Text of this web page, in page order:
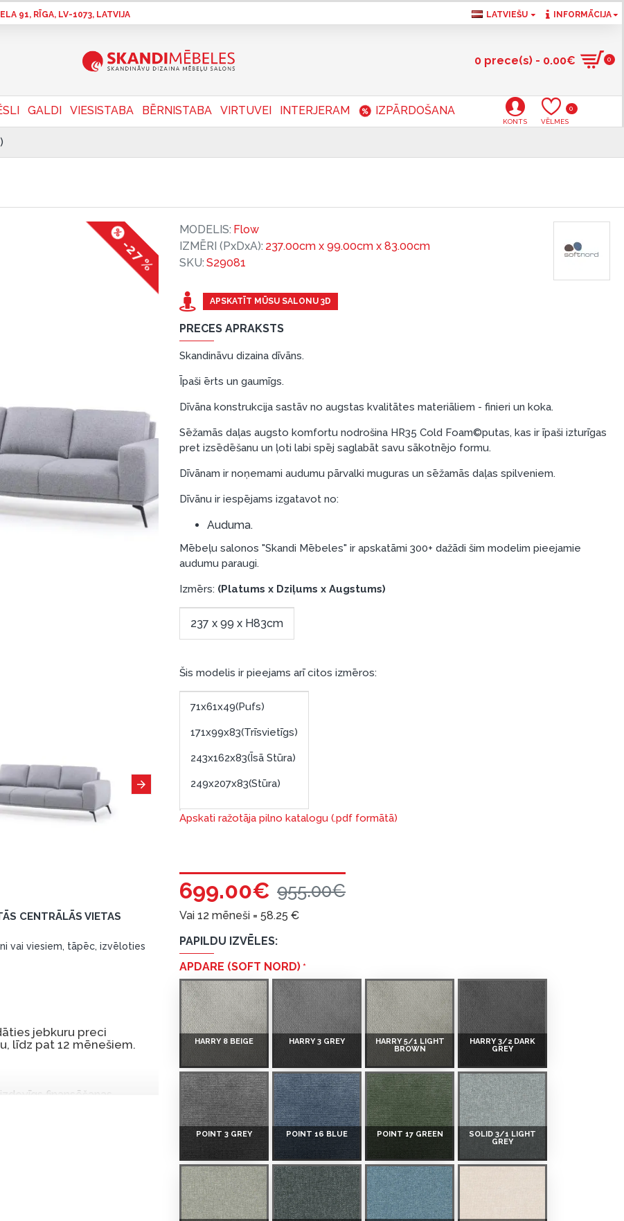
91, RĪGA, LV-1073, LATVIJA LATVIEŠU INFORMĀCIJA
0 prece(s) - 0.00€ 0
GALDI VIESISTABA BĒRNISTABA VIRTUVEI INTERJERAM IZPĀRDOŠANA
KONTS VĒLMES
0
-27 %
CENTRĀLĀS VIETAS
vai viesiem, tāpēc, izvēloties
jebkuru preci
līdz pat 12 mēnešiem.
finansēšanas
APSKATĪT MŪSU SALONU 3D
PRECES APRAKSTS
Skandināvu dizaina dīvāns.
Īpaši ērts un gaumīgs.
Dīvāna konstrukcija sastāv no augstas kvalitātes materiāliem - finieri un koka.
Sēžamās daļas augsto komfortu nodrošina HR35 Cold Foam©putas, kas ir īpaši izturīgas
pret izsēdēšanu un ļoti labi spēj saglabāt savu sākotnējo formu.
Dīvānam ir noņemami audumu pārvalki muguras un sēžamās daļas spilveniem.
Dīvānu ir iespējams izgatavot no:
Auduma.
Mēbeļu salonos "Skandi Mēbeles" ir apskatāmi 300+ dažādi šim modelim pieejamie
audumu paraugi.
Izmērs: (Platums x Dziļums x Augstums)
237 x 99 x H83cm
Šis modelis ir pieejams arī citos izmēros:
71x61x49(Pufs)
171x99x83(Trīsvietīgs)
243x162x83(Īsā Stūra)
249x207x83(Stūra)
Apskati ražotāja pilno katalogu (.pdf formātā)
MODELIS: Flow
IZMĒRI (PxDxA): 237.00cm x 99.00cm x 83.00cm
SKU: S29081
699.00€ 955.00€
Vai 12 mēneši = 58.25 €
PAPILDU IZVĒLES:
APDARE (SOFT NORD)
HARRY 8 BEIGE HARRY 3 GREY
HARRY 5/1 LIGHT
BROWN
HARRY 3/2 DARK
GREY
POINT 3 GREY POINT 16 BLUE POINT 17 GREEN
SOLID 3/1 LIGHT
GREY